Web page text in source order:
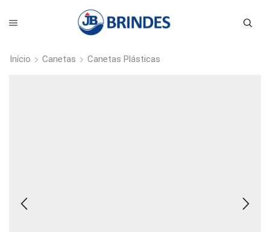
Início Canetas Canetas Plásticas